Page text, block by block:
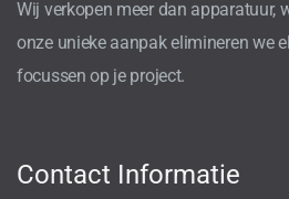
Wij verkopen meer dan apparatuur,
onze unieke aanpak elimineren we
focussen op je project.
Contact Informatie